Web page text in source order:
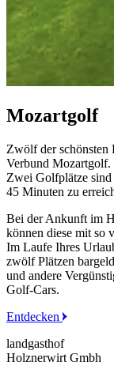
Mozartgolf
Zwölf der schönsten
Verbund Mozartgolf.
Zwei Golfplätze
45 Minuten zu
Bei der Ankunft im
können diese mit so
Im Laufe Ihres
zwölf Plätzen
und andere
Golf-Cars.
Entdecken
landgasthof
Holznerwirt Gmbh